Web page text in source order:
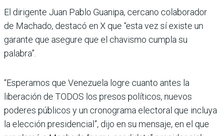
El dirigente Juan Pablo Guanipa, cercano colaborador
de Machado, destacó en X que “esta vez sí existe un
garante que asegure que el chavismo cumpla su
palabra”.
“Esperamos que Venezuela logre cuanto antes la
liberación de TODOS los presos políticos, nuevos
poderes públicos y un cronograma electoral que incluya
la elección presidencial”, dijo en su mensaje, en el que